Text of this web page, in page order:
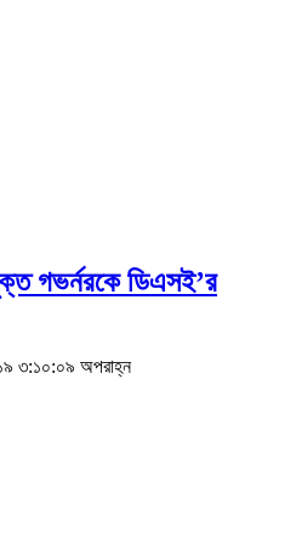
গভর্নরকে ডিএসই’র
৩:১০:০৯ অপরাহ্ন